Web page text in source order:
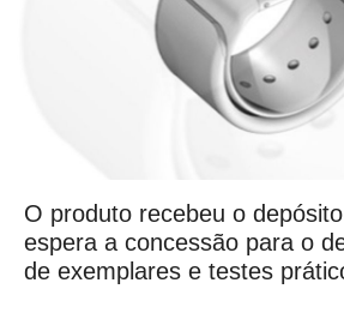
O produto recebeu o
espera a concessão para o
de exemplares e testes